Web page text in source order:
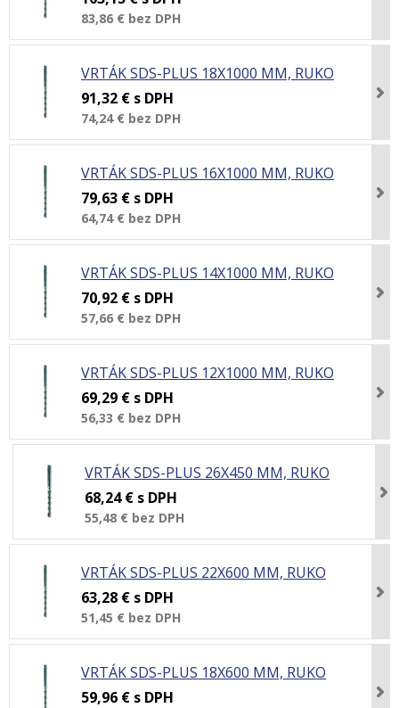
83,86 € bez DPH
VRTÁK SDS-PLUS 18X1000 MM, RUKO
91,32 € s DPH
74,24 € bez DPH
VRTÁK SDS-PLUS 16X1000 MM, RUKO
79,63 € s DPH
64,74 € bez DPH
VRTÁK SDS-PLUS 14X1000 MM, RUKO
70,92 € s DPH
57,66 € bez DPH
VRTÁK SDS-PLUS 12X1000 MM, RUKO
69,29 € s DPH
56,33 € bez DPH
VRTÁK SDS-PLUS 26X450 MM, RUKO
68,24 € s DPH
55,48 € bez DPH
VRTÁK SDS-PLUS 22X600 MM, RUKO
63,28 € s DPH
51,45 € bez DPH
VRTÁK SDS-PLUS 18X600 MM, RUKO
59,96 € s DPH